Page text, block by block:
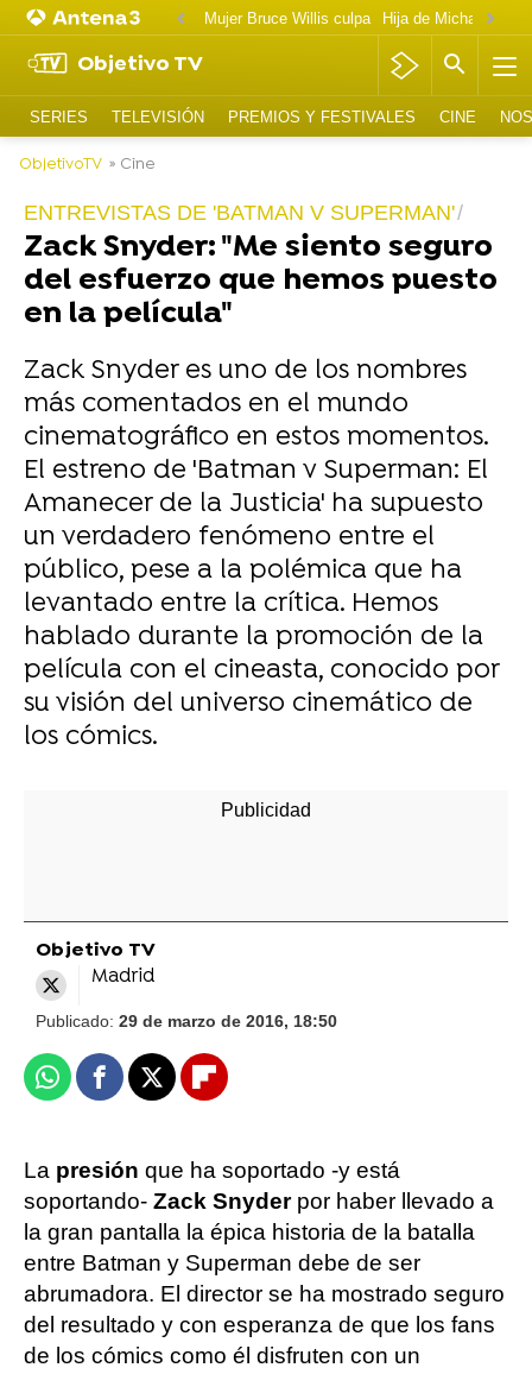
Mujer Bruce Willis culpa
Objetivo TV
SERIES TELEVISIÓN PREMIOS Y FESTIVALES CINE
ObjetivoTV » Cine
ENTREVISTAS DE 'BATMAN V SUPERMAN'
Zack Snyder: "Me siento seguro
del esfuerzo que hemos puesto
en la película"
Zack Snyder es uno de los nombres
más comentados en el mundo
cinematográfico en estos momentos.
El estreno de 'Batman v Superman: El
Amanecer de la Justicia' ha supuesto
un verdadero fenómeno entre el
público, pese a la polémica que ha
levantado entre la crítica. Hemos
hablado durante la promoción de la
película con el cineasta, conocido por
su visión del universo cinemático de
los cómics.
Objetivo TV
Madrid
Publicado: 29 de marzo de 2016, 18:50
WhatsappFacebook
X Flipboard
La presión que ha soportado -y está
soportando- Zack Snyderpor haber llevado a
la gran pantalla la épica historia de la batalla
entre Batman y Superman debe de ser
abrumadora. El director se ha mostrado seguro
del resultado y con esperanza de que los fans
de los cómics como él disfruten con un